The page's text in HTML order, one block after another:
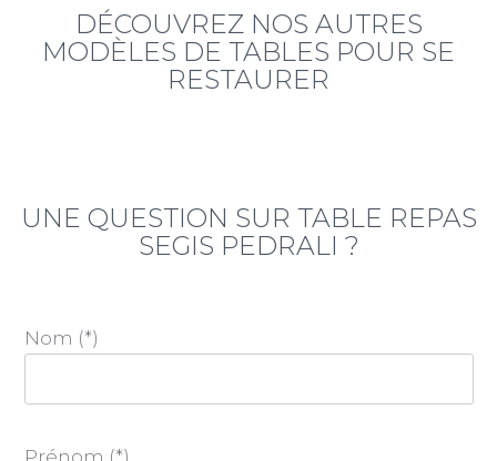
DÉCOUVREZ NOS AUTRES
MODÈLES DE TABLES POUR SE
RESTAURER
UNE QUESTION SUR TABLE REPAS
SEGIS PEDRALI ?
Nom (*)
Prénom (*)